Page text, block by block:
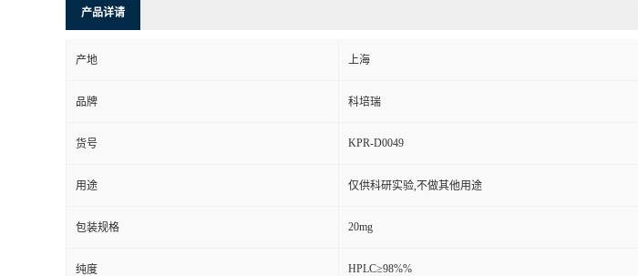
产品详请
产地 上海
品牌 科培瑞
货号 KPR-D0049
用途 仅供科研实验,不做其他用途
包装规格 20mg
纯度 HPLC≥98%%